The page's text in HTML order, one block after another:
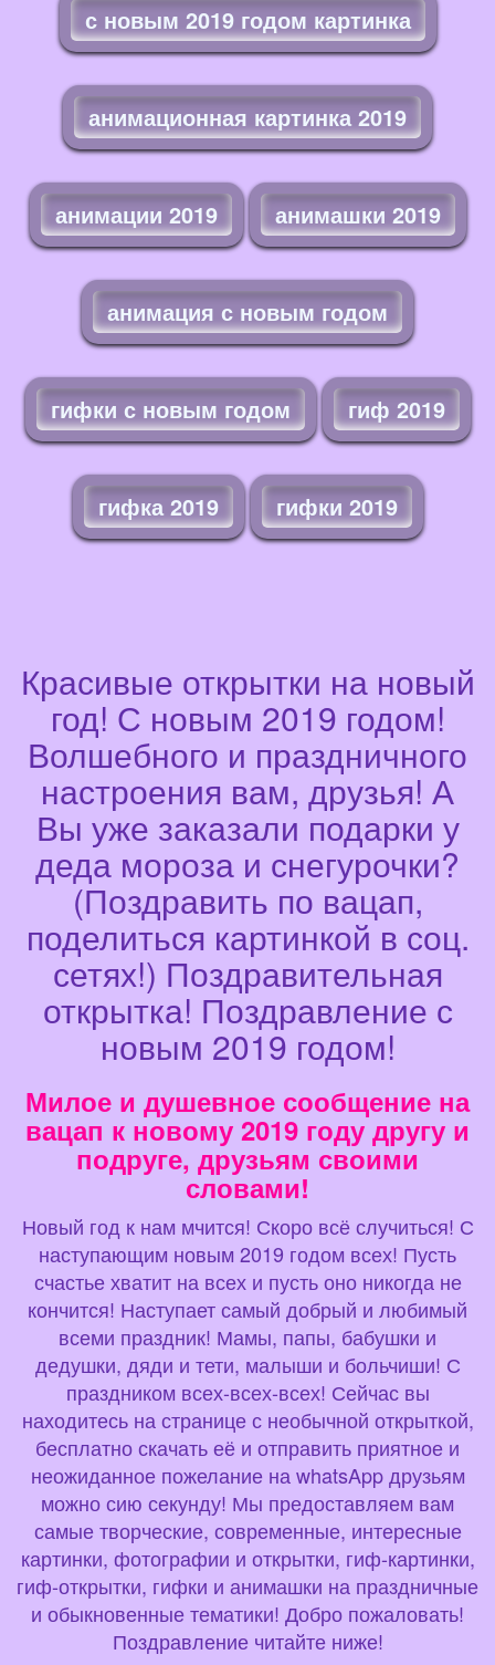
с новым 2019 годом картинка
анимационная картинка 2019
анимации 2019 анимашки 2019
анимация с новым годом
гифки с новым годом гиф 2019
гифка 2019 гифки 2019
Красивые открытки на новый
год! С новым 2019 годом!
Волшебного и праздничного
настроения вам, друзья! А
Вы уже заказали подарки у
деда мороза и снегурочки?
(Поздравить по вацап,
поделиться картинкой в соц.
сетях!) Поздравительная
открытка! Поздравление с
новым 2019 годом!
Милое и душевное сообщение на
вацап к новому 2019 году другу и
подруге, друзьям своими
словами!
Новый год к нам мчится! Скоро всё случиться! С
наступающим новым 2019 годом всех! Пусть
счастье хватит на всех и пусть оно никогда не
кончится! Наступает самый добрый и любимый
всеми праздник! Мамы, папы, бабушки и
дедушки, дяди и тети, малыши и больчиши! С
праздником всех-всех-всех! Сейчас вы
находитесь на странице с необычной открыткой,
бесплатно скачать её и отправить приятное и
неожиданное пожелание на whatsApp друзьям
можно сию секунду! Мы предоставляем вам
самые творческие, современные, интересные
картинки, фотографии и открытки, гиф-картинки,
гиф-открытки, гифки и анимашки на праздничные
и обыкновенные тематики! Добро пожаловать!
Поздравление читайте ниже!